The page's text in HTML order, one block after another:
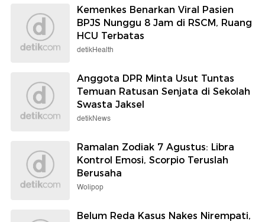
Kemenkes Benarkan Viral Pasien
BPJS Nunggu 8 Jam di RSCM, Ruang
HCU Terbatas
detikHealth
Anggota DPR Minta Usut Tuntas
Temuan Ratusan Senjata di Sekolah
Swasta Jaksel
detikNews
Ramalan Zodiak 7 Agustus: Libra
Kontrol Emosi, Scorpio Teruslah
Berusaha
Wolipop
Belum Reda Kasus Nakes Nirempati,